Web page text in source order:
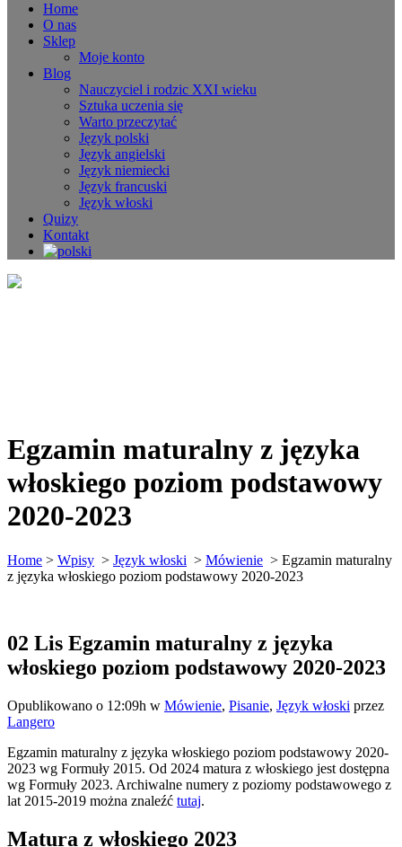
Home
O nas
Sklep
Moje konto
Blog
Nauczyciel i rodzic XXI wieku
Sztuka uczenia się
Warto przeczytać
Język polski
Język angielski
Język niemiecki
Język francuski
Język włoski
Quizy
Kontakt
Egzamin maturalny z języka
włoskiego poziom podstawowy
2020-2023
Home > Wpisy > Język włoski > Mówienie > Egzamin maturalny
z języka włoskiego poziom podstawowy 2020-2023
02 Lis Egzamin maturalny z języka
włoskiego poziom podstawowy 2020-2023
Opublikowano o 12:09h w Mówienie, Pisanie, Język włoski przez
Langero
Egzamin maturalny z języka włoskiego poziom podstawowy 2020-
2023 wg Formuły 2015. Od 2024 matura z włoskiego jest dostępna
wg Formuły 2023. Archiwalne numery z poziomy podstawowego z
lat 2015-2019 można znaleźć tutaj.
Matura z włoskiego 2023